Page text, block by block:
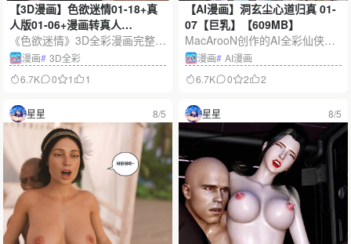
【3D漫画】色欲迷情01-18+真
人版01-06+漫画转真人
X7【NTR】【5.21G】
《色欲迷情》3D全彩漫画完整合
集，收录本传01-18话、真人版0
1-06集及漫画转真人X7系列，总
容量约5.21G。作品以细腻建
模、立体光影和充满转折的NTR
情感剧情为特色，多种版本带来
不同视觉体验。
漫画# 3D全彩
6.7K
0 1 1
【AI漫画】洞玄尘心道归真 01-
07【巨乳】【609MB】
MacArooN创作的AI全彩仙侠漫
画《洞玄尘心道归真》完整收录
01-07集，约609MB。作品融合
修真冒险、情感纠葛、巨乳御姐
与美少女角色，以绚丽画面呈现
道心与欲念交织的奇幻旅程。
漫画# AI漫画
6.7K
0 2 2
星星 8/5 星星 8/5